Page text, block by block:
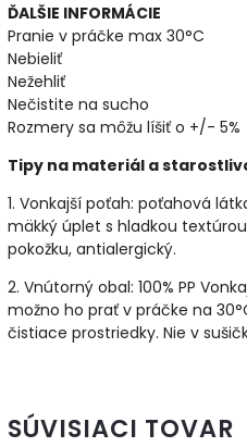
ĎALŠIE INFORMÁCIE
Pranie v práčke max 30°C
Nebieliť
Nežehliť
Nečistite na sucho
Rozmery sa môžu líšiť o +/- 5%
Tipy na materiál a
1. Vonkajší poťah: poťahová
mäkký úplet s hladkou
pokožku, antialergický.
2. Vnútorný obal: 100% PP
možno ho prať v práčke na
čistiace prostriedky. Nie v
SÚVISIACI TOVAR